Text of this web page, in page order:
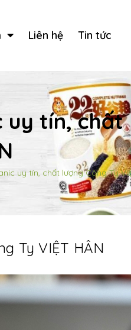
Liên hệ Tin tức
tín, chất
uy tín, chất lượng Công Ty
Ty VIỆT HÂN